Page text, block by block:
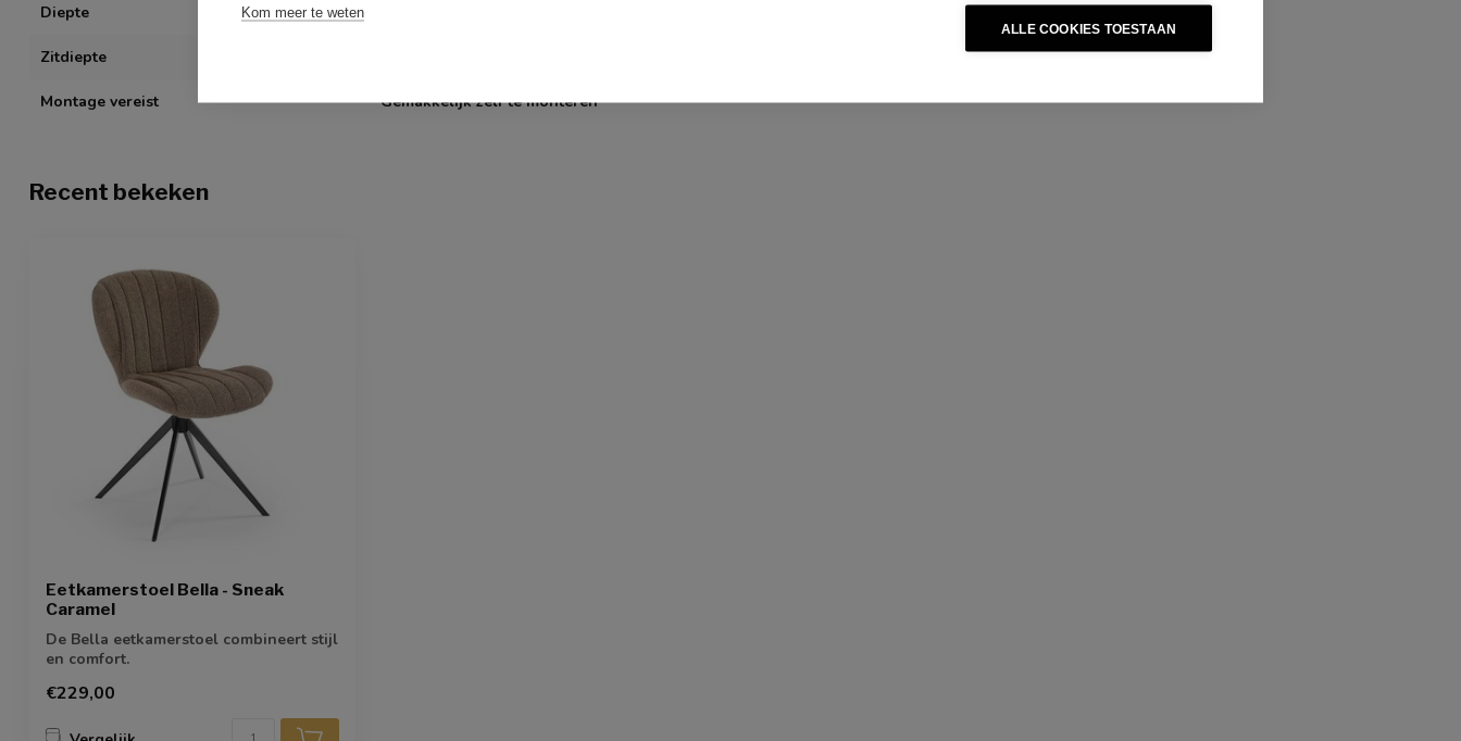
Kom meer te weten
ALLE COOKIES TOESTAAN
Diepte
Zitdiepte
Montage vereist Gemakkelijk zelf te monteren
Recent bekeken
Eetkamerstoel Bella - Sneak
Caramel
De Bella eetkamerstoel combineert stijl
en comfort.
€229,00